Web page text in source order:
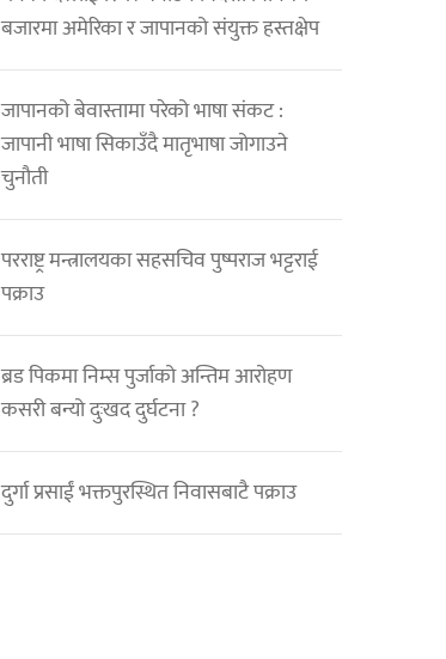
बजारमा अमेरिका र जापानको संयुक्त हस्तक्षेप
जापानको बेवास्तामा परेको भाषा संकट :
जापानी भाषा सिकाउँदै मातृभाषा जोगाउने
चुनौती
परराष्ट्र मन्त्रालयका सहसचिव पुष्पराज भट्टराई
पक्राउ
ब्रड पिकमा निम्स पुर्जाको अन्तिम आरोहण
कसरी बन्यो दुःखद दुर्घटना ?
दुर्गा प्रसाईं भक्तपुरस्थित निवासबाटै पक्राउ